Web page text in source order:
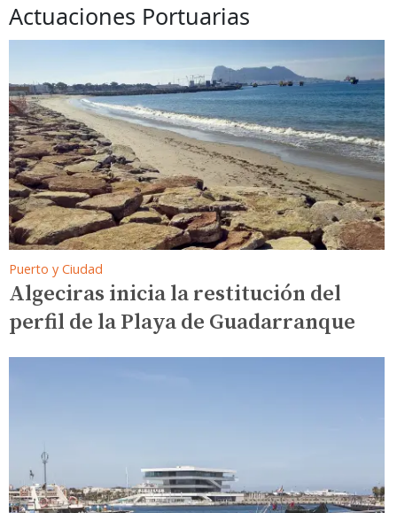
Puerto y Ciudad
Algeciras sitúa la inauguración
de Alcaidesa Marina en el
último trimestre del año
regeneración de la playa del
Grau Vell en Sagunto
Actuaciones Portuarias
Puerto y Ciudad
Algeciras inicia la restitución del
perfil de la Playa de Guadarranque